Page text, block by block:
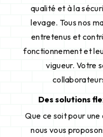
qualité et à la
levage. Tous nos
entretenus et
fonctionnement et
vigueur. Votre
Des solutions
Que ce soit pour
nous vous